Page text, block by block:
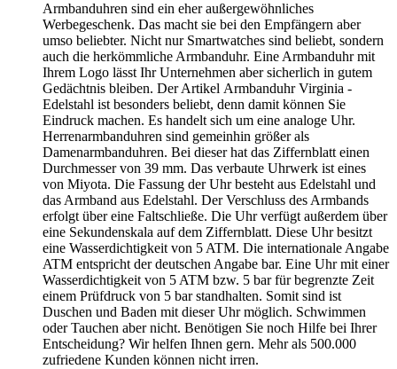
Armbanduhren sind ein eher außergewöhnliches
Werbegeschenk. Das macht sie bei den Empfängern aber
umso beliebter. Nicht nur Smartwatches sind beliebt, sondern
auch die herkömmliche Armbanduhr. Eine Armbanduhr mit
Ihrem Logo lässt Ihr Unternehmen aber sicherlich in gutem
Gedächtnis bleiben. Der Artikel Armbanduhr Virginia -
Edelstahl ist besonders beliebt, denn damit können Sie
Eindruck machen. Es handelt sich um eine analoge Uhr.
Herrenarmbanduhren sind gemeinhin größer als
Damenarmbanduhren. Bei dieser hat das Ziffernblatt einen
Durchmesser von 39 mm. Das verbaute Uhrwerk ist eines
von Miyota. Die Fassung der Uhr besteht aus Edelstahl und
das Armband aus Edelstahl. Der Verschluss des Armbands
erfolgt über eine Faltschließe. Die Uhr verfügt außerdem über
eine Sekundenskala auf dem Ziffernblatt. Diese Uhr besitzt
eine Wasserdichtigkeit von 5 ATM. Die internationale Angabe
ATM entspricht der deutschen Angabe bar. Eine Uhr mit einer
Wasserdichtigkeit von 5 ATM bzw. 5 bar für begrenzte Zeit
einem Prüfdruck von 5 bar standhalten. Somit sind ist
Duschen und Baden mit dieser Uhr möglich. Schwimmen
oder Tauchen aber nicht. Benötigen Sie noch Hilfe bei Ihrer
Entscheidung? Wir helfen Ihnen gern. Mehr als 500.000
zufriedene Kunden können nicht irren.